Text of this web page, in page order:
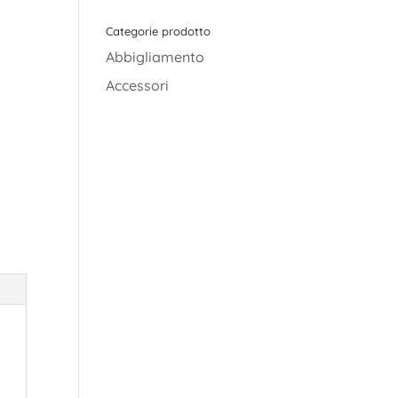
Categorie prodotto
Abbigliamento
Accessori